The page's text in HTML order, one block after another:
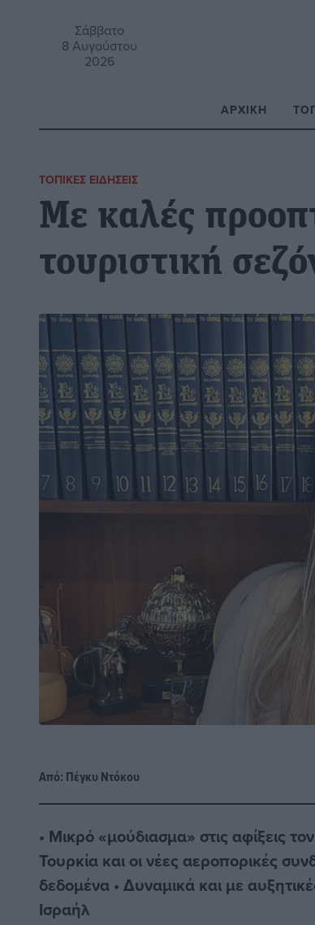
Σάββατο
8 Αυγούστου
2026
ΑΡΧΙΚΉ
ΤΟΠΙΚΈΣ ΕΙΔΉΣΕΙΣ
Με καλές
τουριστική
Από: Πέγκυ Ντόκου
• Μικρό «μούδιασμα» στις αφίξεις
Τουρκία και οι νέες αεροπορικές
δεδομένα • Δυναμικά και με
Ισραήλ